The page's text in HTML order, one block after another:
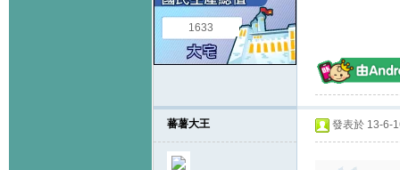
1633
蕃薯大王 發表於 13-6-